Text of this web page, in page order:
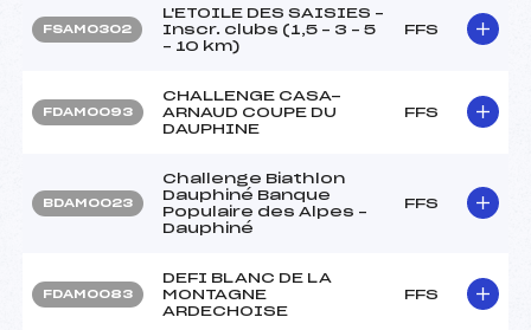
FSAM0302
L'ETOILE DES SAISIES –
Inscr. clubs (1,5 – 3 – 5
– 10 km)
FFS
FDAM0093
CHALLENGE CASA-
ARNAUD COUPE DU
DAUPHINE
FFS
BDAM0023
Challenge Biathlon
Dauphiné Banque
Populaire des Alpes –
Dauphiné
FFS
FDAM0083
DEFI BLANC DE LA
MONTAGNE
ARDECHOISE
FFS